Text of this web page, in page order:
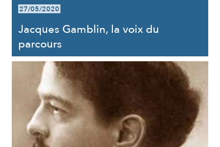
27/05/2020
Jacques Gamblin, la voix du
parcours